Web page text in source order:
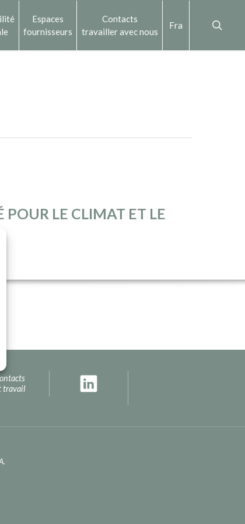
Espaces
fournisseurs
Contacts
travailler avec nous
Fra
POUR LE CLIMAT ET LE
travail